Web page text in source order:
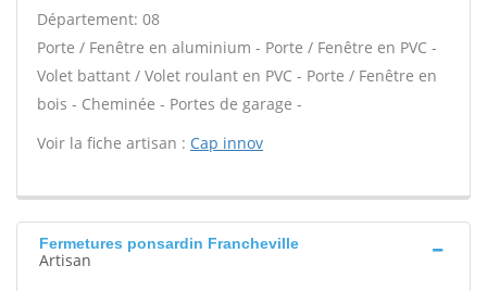
Département: 08
Porte / Fenêtre en aluminium - Porte / Fenêtre en PVC -
Volet battant / Volet roulant en PVC - Porte / Fenêtre en
bois - Cheminée - Portes de garage -
Voir la fiche artisan : Cap innov
Fermetures ponsardin Francheville
Artisan